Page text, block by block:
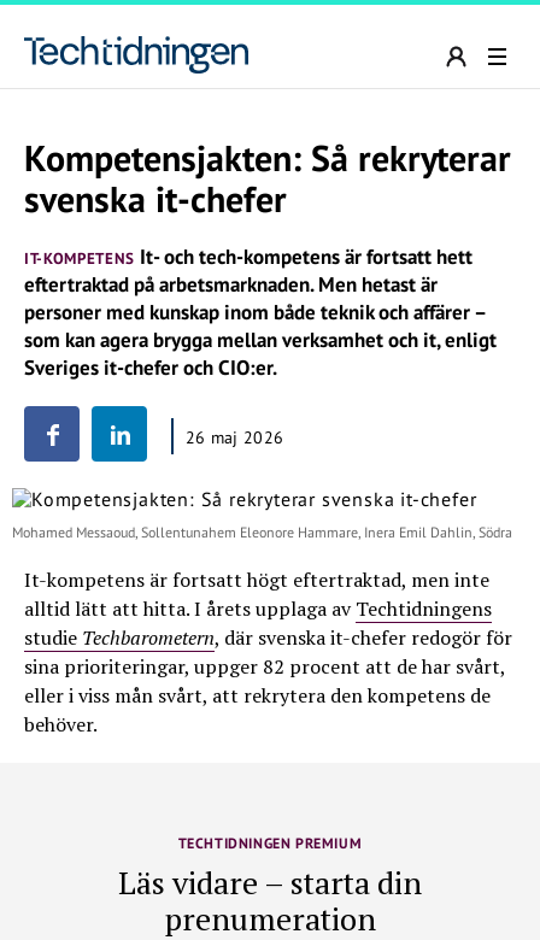
Kompetensjakten: Så rekryterar
svenska it-chefer
IT-KOMPETENS It- och tech-kompetens är fortsatt hett
eftertraktad på arbetsmarknaden. Men hetast är
personer med kunskap inom både teknik och affärer –
som kan agera brygga mellan verksamhet och it, enligt
Sveriges it-chefer och CIO:er.
26 maj 2026
Mohamed Messaoud, Sollentunahem Eleonore Hammare, Inera Emil Dahlin, Södra
It-kompetens är fortsatt högt eftertraktad, men inte
alltid lätt att hitta. I årets upplaga avTechtidningens
studie Techbarometern, där svenska it-chefer redogör för
sina prioriteringar, uppger 82 procent att de har svårt,
eller i viss mån svårt, att rekrytera den kompetens de
behöver.
TECHTIDNINGEN PREMIUM
Läs vidare – starta din
prenumeration